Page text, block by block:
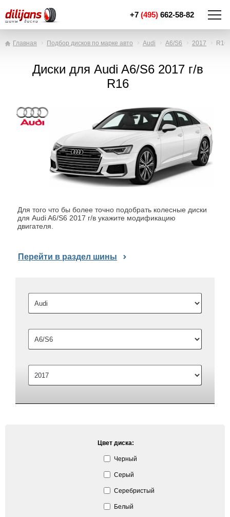
+7 (495) 662-58-82
Главная Подбор дисков по марке авто Audi A6/S6 2017 R16
Диски для Audi A6/S6 2017 г/в
R16
Для того что бы более точно подобрать колесные диски
для Audi A6/S6 2017 г/в укажите модификацию
двигателя.
Перейти в раздел шины
Цвет диска:
Черный
Серый
Серебристый
Белый